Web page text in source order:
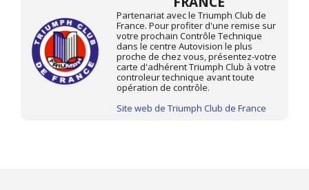
Partenariat avec le Triumph Club de
France. Pour profiter d'une remise sur
votre prochain Contrôle Technique
dans le centre Autovision le plus
proche de chez vous, présentez-votre
carte d'adhérent Triumph Club à votre
controleur technique avant toute
opération de contrôle.
Site web de Triumph Club de France